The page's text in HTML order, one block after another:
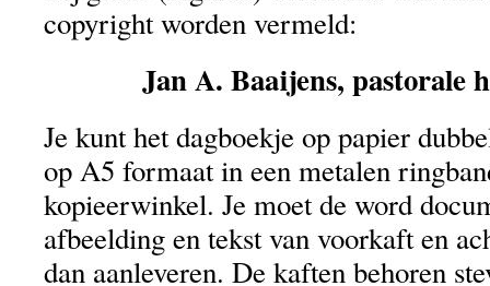
copyright worden vermeld:
Jan A. Baaijens, pastorale
Je kunt het dagboekje op papier
op A5 formaat in een metalen
kopieerwinkel. Je moet de word
afbeelding en tekst van voorkaft en
dan aanleveren. De kaften behoren